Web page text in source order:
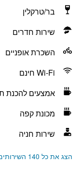
בר/טרקלין
שירות חדרים
השכרת אופניים
Wi-Fi חינם
אמצעים להכנת
מכונת קפה
שירות חניה
הצג את כל 140 השירותים